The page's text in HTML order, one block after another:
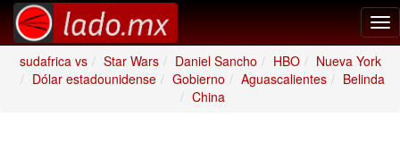
sudafrica vs
Star Wars Daniel Sancho HBO
Nueva York
Dólar estadounidense
Gobierno Aguascalientes
Belinda
China